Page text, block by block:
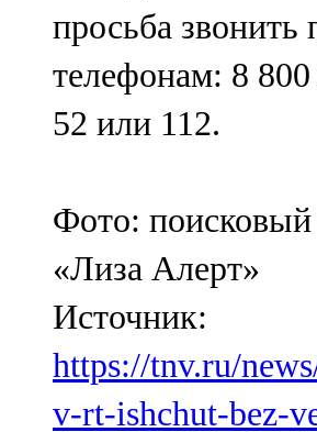
просьба звонить
телефонам: 8
52 или 112.
Фото: поисковый
«Лиза Алерт»
Источник:
https://tnv.ru/
v-rt-ishchut-bez-